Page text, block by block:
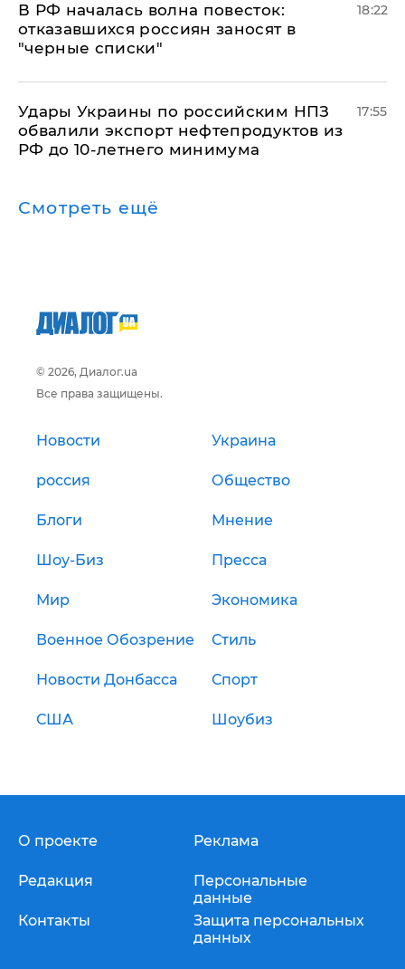
​В РФ началась волна повесток:
отказавшихся россиян заносят в
"черные списки"
18:22
Удары Украины по российским НПЗ
обвалили экспорт нефтепродуктов из
РФ до 10-летнего минимума
17:55
Смотреть ещё
© 2026, Диалог.ua
Все права защищены.
Новости Украина
россия Общество
Блоги Мнение
Шоу-Биз Пресса
Мир Экономика
Военное Обозрение Стиль
Новости Донбасса Спорт
США Шоубиз
О проекте
Редакция
Контакты
Реклама
Персональные
данные
Защита персональных
данных